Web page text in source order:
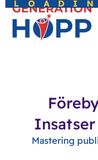
Mastering